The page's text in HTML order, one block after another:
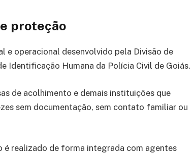
proteção
e operacional desenvolvido pela Divisão de
Identificação Humana da Polícia Civil de Goiás.
de acolhimento e demais instituições que
sem documentação, sem contato familiar ou
é realizado de forma integrada com agentes